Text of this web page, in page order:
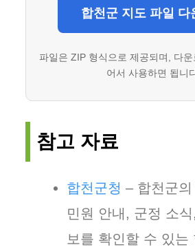
합천군 지도 파일 다
파일은 ZIP 형식으로 제공되며, 다
어서 사용하면 됩니
참고 자료
합천군청 – 합천군
민원 안내, 군정 소
보를 확인할 수 있는